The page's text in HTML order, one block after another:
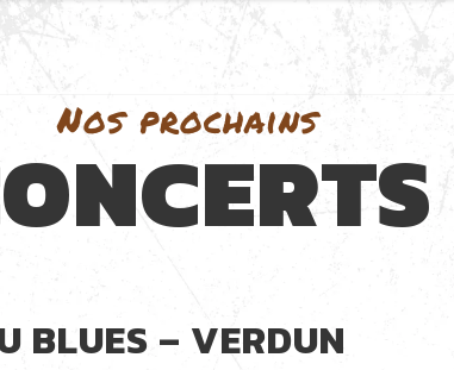
Nos prochains
BLUES – VERDUN